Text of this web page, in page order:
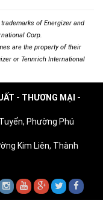
of Energizer and
Corp.
are the property of their
or Tennrich International
- THƯƠNG MẠI -
Phường Phú
Kim Liên, Thành